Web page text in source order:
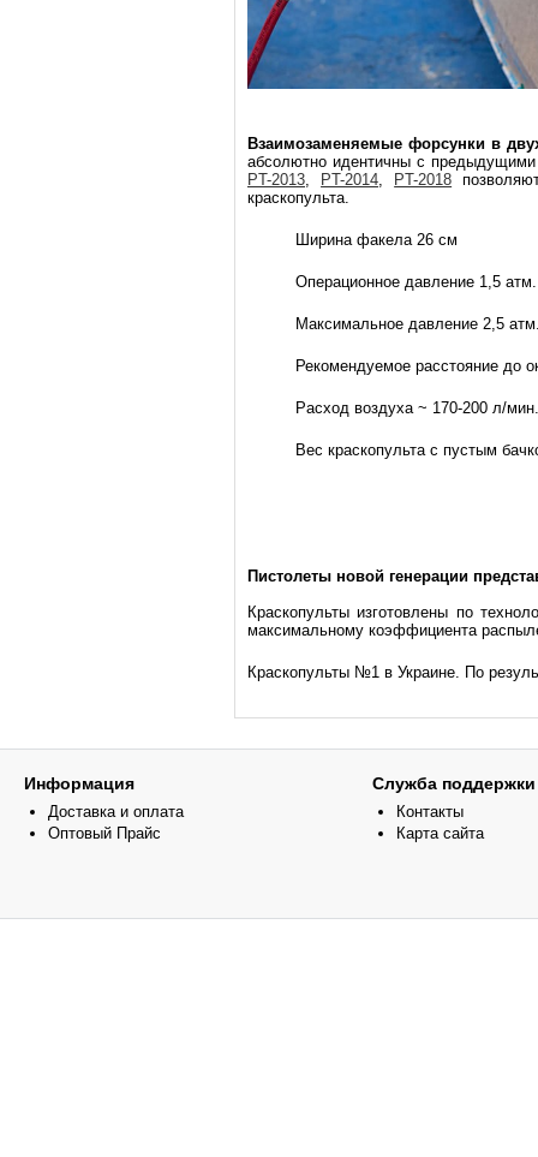
Взаимозаменяемые форсунки в
абсолютно идентичны с предыдущими
PT-2013, PT-2014, PT-2018
краскопульта.
Ширина факела 26 см
Операционное давление 1,5 атм.
Максимальное давление 2,5
Рекомендуемое расстояние до
Расход воздуха ~ 170-200 л/мин.
Вес краскопульта с пустым
Пистолеты новой генерации
Краскопульты изготовлены по
максимальному коэффициента
Краскопульты №1 в Украине. По
Информация
Доставка и оплата
Оптовый Прайс
Служба поддержки
Контакты
Карта сайта